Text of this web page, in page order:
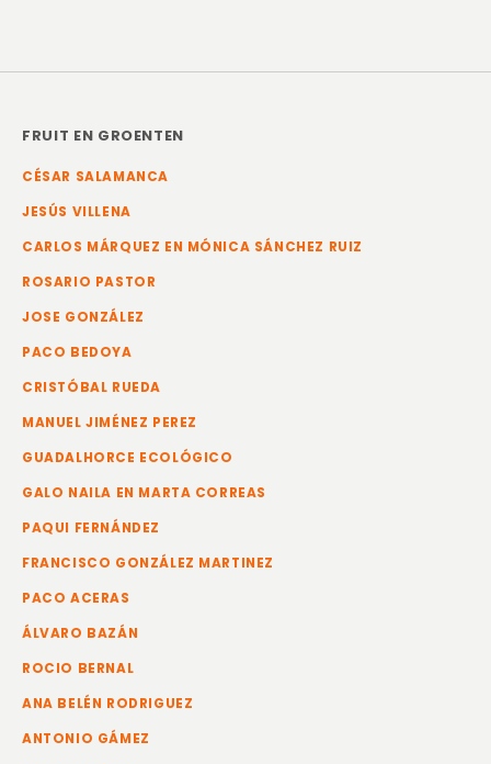
FRUIT EN GROENTEN
CÉSAR SALAMANCA
JESÚS VILLENA
CARLOS MÁRQUEZ EN MÓNICA SÁNCHEZ RUIZ
ROSARIO PASTOR
JOSE GONZÁLEZ
PACO BEDOYA
CRISTÓBAL RUEDA
MANUEL JIMÉNEZ PEREZ
GUADALHORCE ECOLÓGICO
GALO NAILA EN MARTA CORREAS
PAQUI FERNÁNDEZ
FRANCISCO GONZÁLEZ MARTINEZ
PACO ACERAS
ÁLVARO BAZÁN
ROCIO BERNAL
ANA BELÉN RODRIGUEZ
ANTONIO GÁMEZ